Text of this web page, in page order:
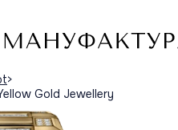
Gold Jewellery